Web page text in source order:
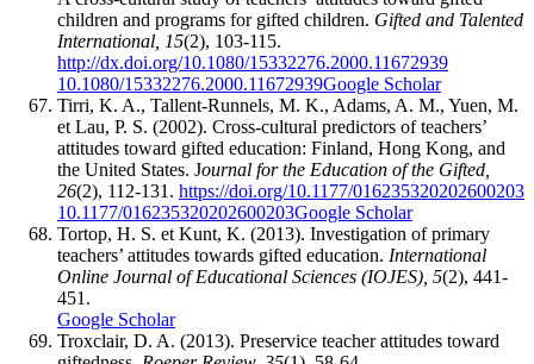
children and programs for gifted children. Gifted and Talented
International, 15(2), 103-115.
http://dx.doi.org/10.1080/15332276.2000.11672939
10.1080/15332276.2000.11672939Google Scholar
Tirri, K. A., Tallent-Runnels, M. K., Adams, A. M., Yuen, M.
et Lau, P. S. (2002). Cross-cultural predictors of teachers’
attitudes toward gifted education: Finland, Hong Kong, and
the United States. Journal for the Education of the Gifted,
26(2), 112-131. https://doi.org/10.1177/016235320202600203
10.1177/016235320202600203Google Scholar
Tortop, H. S. et Kunt, K. (2013). Investigation of primary
teachers’ attitudes towards gifted education. International
Online Journal of Educational Sciences (IOJES), 5(2), 441-
451.
Google Scholar
Troxclair, D. A. (2013). Preservice teacher attitudes toward